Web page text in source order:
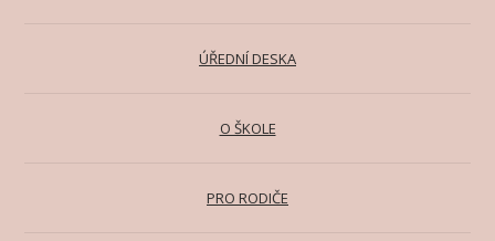
ÚŘEDNÍ DESKA
O ŠKOLE
PRO RODIČE